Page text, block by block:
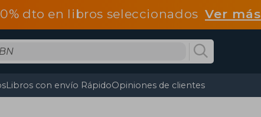
dto en libros seleccionadosVer más
Libros con envío RápidoOpiniones de clientes